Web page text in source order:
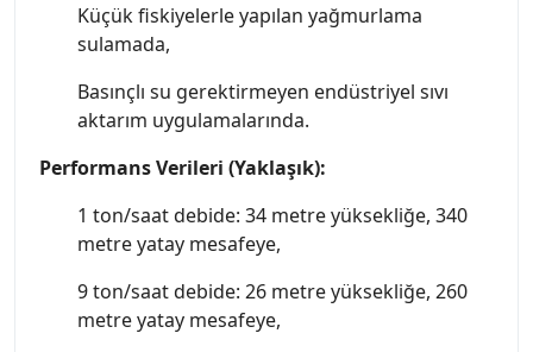
Küçük fiskiyelerle yapılan yağmurlama
sulamada,
Basınçlı su gerektirmeyen endüstriyel sıvı
aktarım uygulamalarında.
Performans Verileri (Yaklaşık):
1 ton/saat debide: 34 metre yüksekliğe, 340
metre yatay mesafeye,
9 ton/saat debide: 26 metre yüksekliğe, 260
metre yatay mesafeye,